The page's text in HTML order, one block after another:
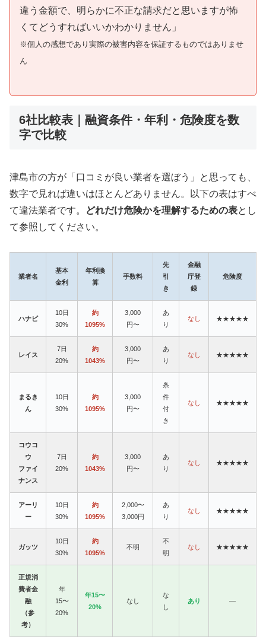
違う金額で、明らかに不正な請求だと思いますが怖
くてどうすればいいかわかりません」
※個人の感想であり実際の被害内容を保証するものではありませ
ん
6社比較表｜融資条件・年利・危険度を数
字で比較
津島市の方が「口コミが良い業者を選ぼう」と思っても、
数字で見れば違いはほとんどありません。以下の表はすべ
て違法業者です。
どれだけ危険かを理解するための表とし
て参照してください。
業者名
基本
金利
年利換
算
手数料
先
引
き
金融
庁登
録
危険度
ハナビ
10日
30%
約
1095%
3,000
円〜
あ
り
なし ★★★★★
レイス
7日
20%
約
1043%
3,000
円〜
あ
り
なし ★★★★★
まるき
ん
10日
30%
約
1095%
3,000
円〜
条
件
付
き
なし ★★★★★
コウコ
ウ
ファイ
ナンス
7日
20%
約
1043%
3,000
円〜
あ
り
なし ★★★★★
アーリ
ー
10日
30%
約
1095%
2,000〜
3,000円
あ
り
なし ★★★★★
ガッツ
10日
30%
約
1095%
不明
不
明
なし ★★★★★
正規消
費者金
融
（参
考）
年
15〜
20%
年15〜
20%
なし
な
し
あり —